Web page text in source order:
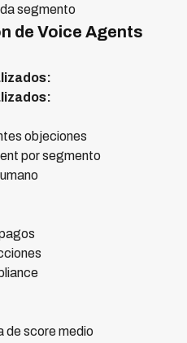
segmento
de Voice Agents
objeciones
por segmento
de score medio